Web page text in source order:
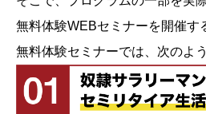
無料体験WEBセミナーを開催す
無料体験セミナーでは、次のよ